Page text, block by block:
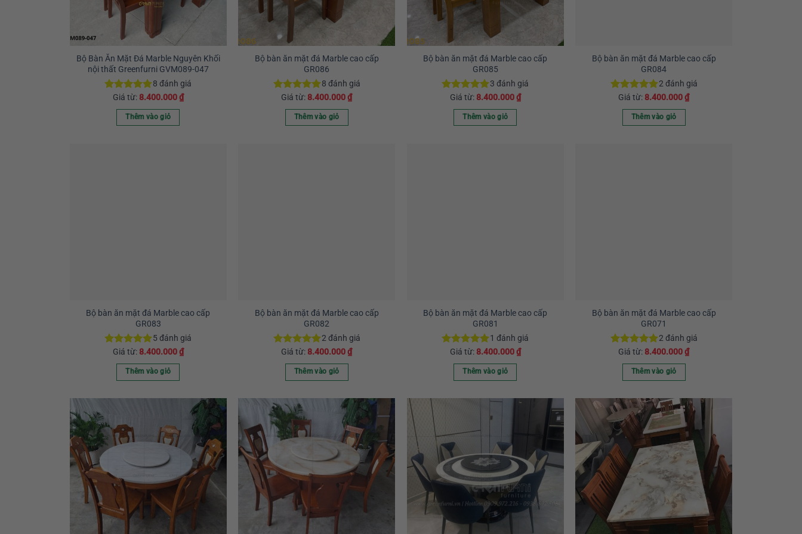
được
chọn
trên
trang
sản
phẩm
chọn
trên
trang
sản
phẩm
được
chọn
trên
trang
sản
phẩm
chọn
trên
trang
sản
phẩm
Bộ Bàn Ăn Mặt Đá Marble Nguyên Khối
nội thất Greenfurni GVM089-047
Được xếp
hạng5.00
5 sao
8 đánh giá
Giá từ: 8.400.000₫
Thêm vào giỏ
chọn
trên
trang
sản
phẩm
Bộ bàn ăn mặt đá Marble cao cấp
GR086
Được xếp
hạng5.00
5 sao
8 đánh giá
Giá từ: 8.400.000₫
Thêm vào giỏ
chọn
trên
trang
sản
phẩm
Bộ bàn ăn mặt đá Marble cao cấp
GR085
Được xếp
hạng5.00
5 sao
3 đánh giá
Giá từ: 8.400.000₫
Thêm vào giỏ
chọn
trên
trang
sản
phẩm
Bộ bàn ăn mặt đá Marble cao cấp
GR084
Được xếp
hạng5.00
5 sao
2đánh giá
Giá từ: 8.400.000₫
Thêm vào giỏ
chọn
trên
trang
sản
phẩm
Bộ bàn ăn mặt đá Marble cao cấp
GR083
Được xếp
hạng5.00
5 sao
5 đánh giá
Giá từ: 8.400.000₫
Thêm vào giỏ
phẩm
nhiều
thể.
Các
tùy
chọn
Bộ bàn ăn mặt đá Marble cao cấp
GR082
Được xếp
hạng5.00
5 sao
2đánh giá
Giá từ: 8.400.000₫
Thêm vào giỏ
phẩm
nhiều
biến
Các
chọn
Bộ bàn ăn mặt đá Marble cao cấp
GR081
Được xếp
hạng5.00
5 sao
1 đánh giá
Giá từ: 8.400.000₫
Thêm vào giỏ
phẩm
này
nhiều
biến
thể.
Các
tùy
chọn
có
Bộ bàn ăn mặt đá Marble cao cấp
GR071
Được xếp
hạng5.00
5 sao
2đánh giá
Giá từ: 8.400.000₫
Thêm vào giỏ
phẩm
này
có
nhiều
biến
thể.
Các
tùy
chọn
có